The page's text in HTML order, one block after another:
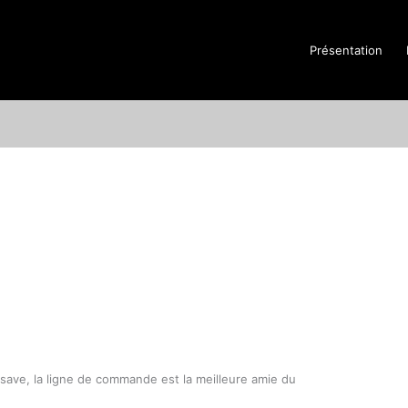
Présentation
la ligne de commande est la meilleure amie du